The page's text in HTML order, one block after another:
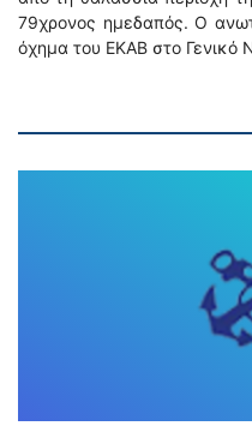
79χρονος ημεδαπός. Ο
όχημα του ΕΚΑΒ στο Γενικό